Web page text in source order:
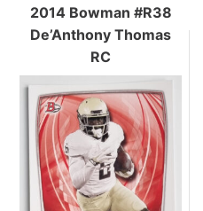
2014 Bowman #R38
De’Anthony Thomas
RC